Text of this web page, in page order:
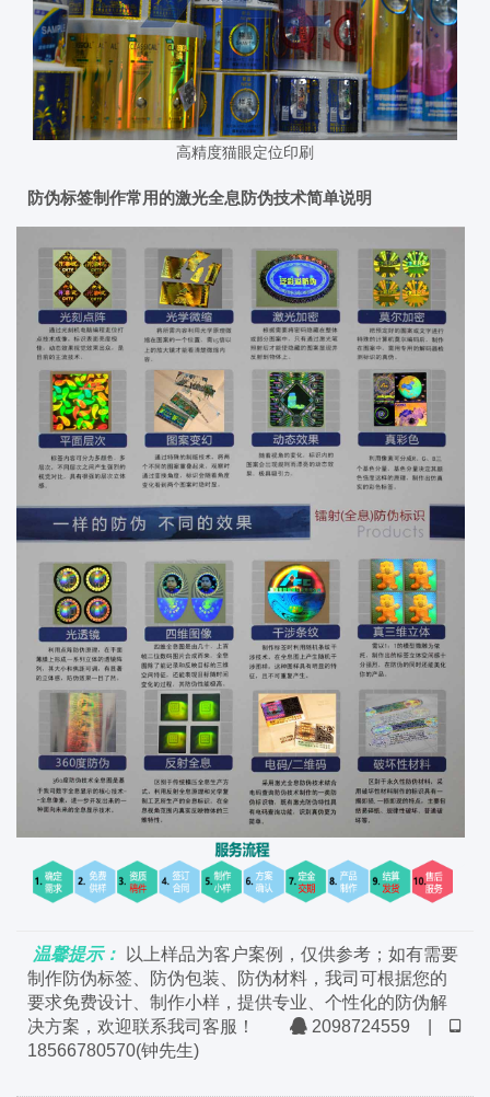
高精度猫眼定位印刷
防伪标签制作常用的激光全息防伪技术简单说明
温馨提示：
以上样品为客户案例，仅供参考；如有需要
制作防伪标签、防伪包装、防伪材料，我司可根据您的
要求免费设计、制作小样，提供专业、个性化的防伪解
决方案，欢迎联系我司客服！
2098724559
18566780570(钟先生)